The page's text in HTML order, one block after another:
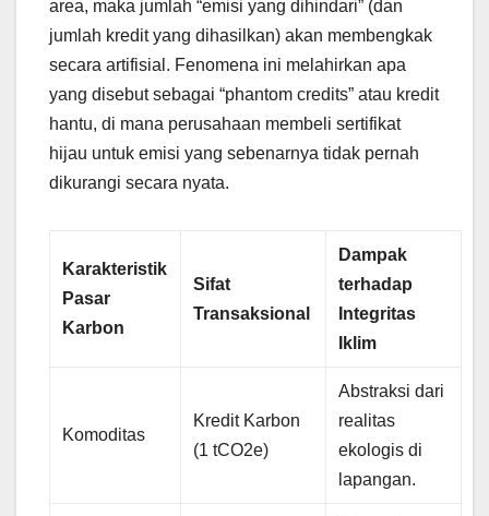
area, maka jumlah “emisi yang dihindari” (dan
jumlah kredit yang dihasilkan) akan membengkak
secara artifisial. Fenomena ini melahirkan apa
yang disebut sebagai “phantom credits” atau kredit
hantu, di mana perusahaan membeli sertifikat
hijau untuk emisi yang sebenarnya tidak pernah
dikurangi secara nyata.
Karakteristik
Pasar
Karbon
Sifat
Transaksional
Dampak
terhadap
Integritas
Iklim
Komoditas
Kredit Karbon
(1 tCO2e)
Abstraksi dari
realitas
ekologis di
lapangan.